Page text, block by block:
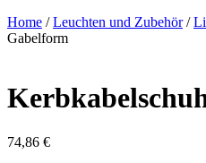
Home /Leuchten und Zubehör/
Gabelform
74,86 €